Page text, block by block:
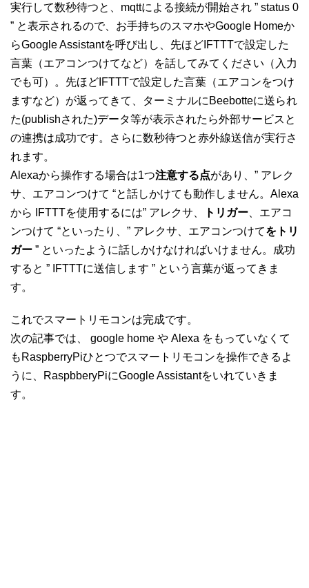
実行して数秒待つと、mqttによる接続が開始され ” status 0
” と表示されるので、お手持ちのスマホやGoogle Homeか
らGoogle Assistantを呼び出し、先ほどIFTTTで設定した
言葉（エアコンつけてなど）を話してみてください（入力
でも可）。先ほどIFTTTで設定した言葉（エアコンをつけ
ますなど）が返ってきて、ターミナルにBeebotteに送られ
た(publishされた)データ等が表示されたら外部サービスと
の連携は成功です。さらに数秒待つと赤外線送信が実行さ
れます。
Alexaから操作する場合は1つ注意する点があり、” アレク
サ、エアコンつけて “と話しかけても動作しません。Alexa
から IFTTTを使用するには” アレクサ、
トリガー 、エアコ
ンつけて “といったり、” アレクサ、エアコンつけてをトリ
ガー ” といったように話しかけなければいけません。成功
すると ” IFTTTに送信します ” という言葉が返ってきま
す。
これでスマートリモコンは完成です。
次の記事では、 google home や Alexa をもっていなくて
もRaspberryPiひとつでスマートリモコンを操作できるよ
うに、RaspbberyPiにGoogle Assistantをいれていきま
す。